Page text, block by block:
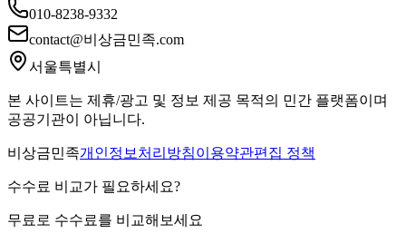
010-8238-9332
contact@비상금민족.com
서울특별시
본 사이트는 제휴/광고 및 정보 제공 목적의 민간 플랫폼이며
공공기관이 아닙니다.
비상금민족개인정보처리방침이용약관편집 정책
수수료 비교가 필요하세요?
무료로 수수료를 비교해보세요